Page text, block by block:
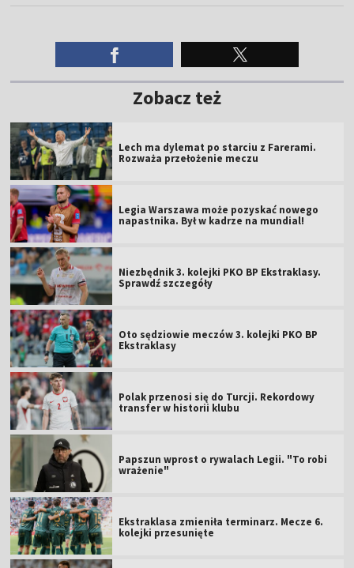
Zobacz też
Lech ma dylemat po starciu z Farerami.
Rozważa przełożenie meczu
Legia Warszawa może pozyskać nowego
napastnika. Był w kadrze na mundial!
Niezbędnik 3. kolejki PKO BP Ekstraklasy.
Sprawdź szczegóły
Oto sędziowie meczów 3. kolejki PKO BP
Ekstraklasy
Polak przenosi się do Turcji. Rekordowy
transfer w historii klubu
Papszun wprost o rywalach Legii. "To robi
wrażenie"
Ekstraklasa zmieniła terminarz. Mecze 6.
kolejki przesunięte